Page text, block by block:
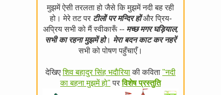
मुझमें ऐसी तरलता हो जैसे कि मुझमें नदी बह रही
हो। मेरे तट पर टीलों पर मन्दिर होंऔर प्रिय-
अप्रिय सभी को मैं स्वीकारूँ -- मच्छ मगर घड़ियाल,
सभी का रहना मुझमें हो। मेरा बदन काट कर नहरें
सभी को पोषण पहुँचाएँ।
देखिएशिव बहादुर सिंह भदौरियाकी कविता "नदी
का बहना मुझमें हो" परविशेष प्रस्तुति